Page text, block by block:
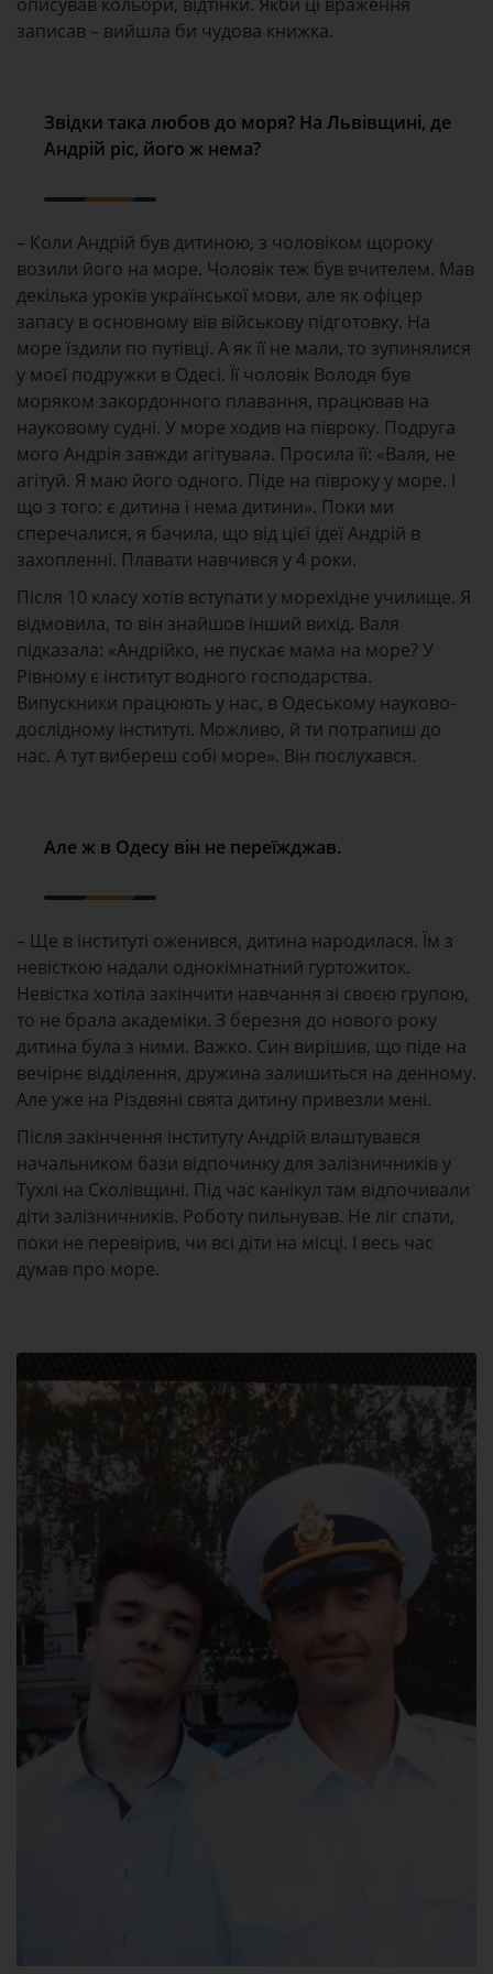
записав – вийшла би чудова книжка.
Звідки така любов до моря? На Львівщині, де
Андрій ріс, його ж нема?
– Коли Андрій був дитиною, з чоловіком щороку
возили його на море. Чоловік теж був вчителем. Мав
декілька уроків української мови, але як офіцер
запасу в основному вів військову підготовку. На
море їздили по путівці. А як її не мали, то зупинялися
у моєї подружки в Одесі. Її чоловік Володя був
моряком закордонного плавання, працював на
науковому судні. У море ходив на півроку. Подруга
мого Андрія завжди агітувала. Просила її: «Валя, не
агітуй. Я маю його одного. Піде на півроку у море. І
що з того: є дитина і нема дитини». Поки ми
сперечалися, я бачила, що від цієї ідеї Андрій в
захопленні. Плавати навчився у 4 роки.
Після 10 класу хотів вступати у морехідне училище. Я
відмовила, то він знайшов інший вихід. Валя
підказала: «Андрійко, не пускає мама на море? У
Рівному є інститут водного господарства.
Випускники працюють у нас, в Одеському науково-
дослідному інституті. Можливо, й ти потрапиш до
нас. А тут вибереш собі море». Він послухався.
Але ж в Одесу він не переїжджав.
– Ще в інституті оженився, дитина народилася. Їм з
невісткою надали однокімнатний гуртожиток.
Невістка хотіла закінчити навчання зі своєю групою,
то не брала академіки. З березня до нового року
дитина була з ними. Важко. Син вирішив, що піде на
вечірнє відділення, дружина залишиться на денному.
Але уже на Різдвяні свята дитину привезли мені.
Після закінчення інституту Андрій влаштувався
начальником бази відпочинку для залізничників у
Тухлі на Сколівщині. Під час канікул там відпочивали
діти залізничників. Роботу пильнував. Не ліг спати,
поки не перевірив, чи всі діти на місці. І весь час
думав про море.